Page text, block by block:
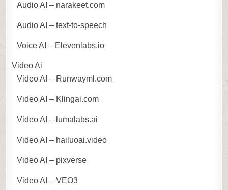
Audio AI – narakeet.com
Audio AI – text-to-speech
Voice AI – Elevenlabs.io
Video Ai
Video AI – Runwayml.com
Video AI – Klingai.com
Video AI – lumalabs.ai
Video AI – hailuoai.video
Video AI – pixverse
Video AI – VEO3